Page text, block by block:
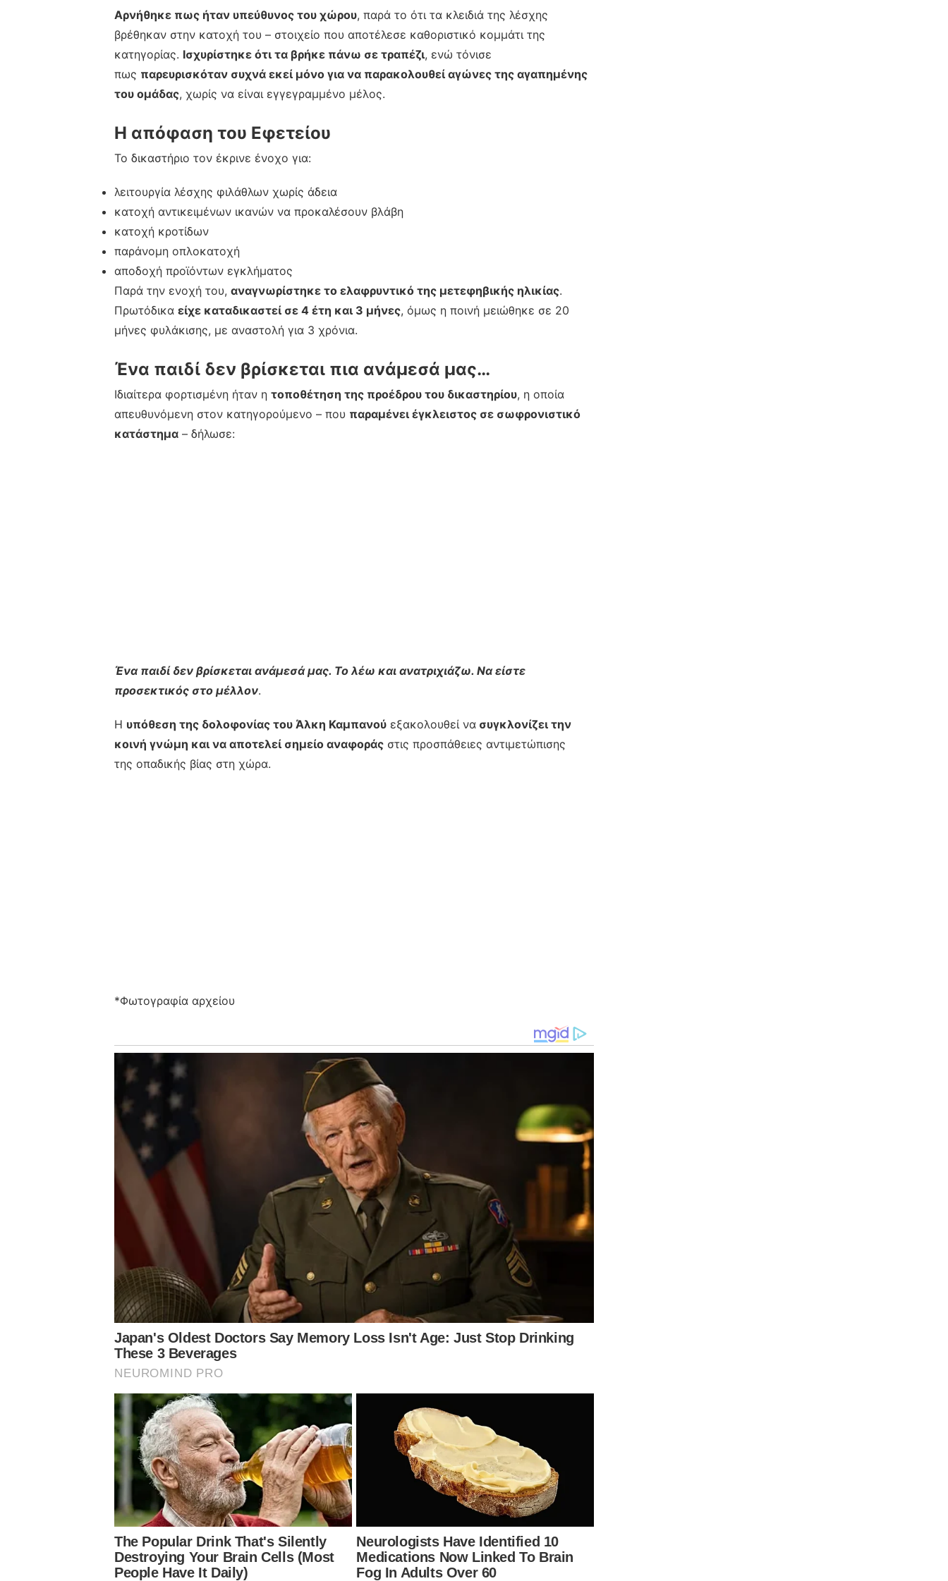
Αρνήθηκε πως ήταν υπεύθυνος του χώρου, παρά το ότι τα κλειδιά της λέσχης
βρέθηκαν στην κατοχή του – στοιχείο που αποτέλεσε καθοριστικό κομμάτι της
κατηγορίας. Ισχυρίστηκε ότι τα βρήκε πάνω σε τραπέζι, ενώ τόνισε
πως παρευρισκόταν συχνά εκεί μόνο για να παρακολουθεί αγώνες της αγαπημένης
του ομάδας, χωρίς να είναι εγγεγραμμένο μέλος.
Η απόφαση του Εφετείου
Το δικαστήριο τον έκρινε ένοχο για:
λειτουργία λέσχης φιλάθλων χωρίς άδεια
κατοχή αντικειμένων ικανών να προκαλέσουν βλάβη
κατοχή κροτίδων
παράνομη οπλοκατοχή
αποδοχή προϊόντων εγκλήματος
Παρά την ενοχή του, αναγνωρίστηκε το ελαφρυντικό της μετεφηβικής ηλικίας.
Πρωτόδικα είχε καταδικαστεί σε 4 έτη και 3 μήνες, όμως η ποινή μειώθηκε σε 20
μήνες φυλάκισης, με αναστολή για 3 χρόνια.
Ένα παιδί δεν βρίσκεται πια ανάμεσά μας…
Ιδιαίτερα φορτισμένη ήταν η τοποθέτηση της προέδρου του δικαστηρίου, η οποία
απευθυνόμενη στον κατηγορούμενο – που παραμένει έγκλειστος σε σωφρονιστικό
κατάστημα – δήλωσε:
Ένα παιδί δεν βρίσκεται ανάμεσά μας. Το λέω και ανατριχιάζω. Να είστε
προσεκτικός στο μέλλον.
Η υπόθεση της δολοφονίας του Άλκη Καμπανού εξακολουθεί να συγκλονίζει την
κοινή γνώμη και να αποτελεί σημείο αναφοράς στις προσπάθειες αντιμετώπισης
της οπαδικής βίας στη χώρα.
*Φωτογραφία αρχείου